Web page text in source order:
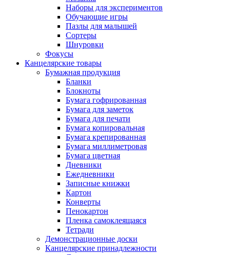
Наборы для экспериментов
Обучающие игры
Пазлы для малышей
Сортеры
Шнуровки
Фокусы
Канцелярские товары
Бумажная продукция
Бланки
Блокноты
Бумага гофрированная
Бумага для заметок
Бумага для печати
Бумага копировальная
Бумага крепированная
Бумага миллиметровая
Бумага цветная
Дневники
Ежедневники
Записные книжки
Картон
Конверты
Пенокартон
Пленка самоклеящаяся
Тетради
Демонстрационные доски
Канцелярские принадлежности